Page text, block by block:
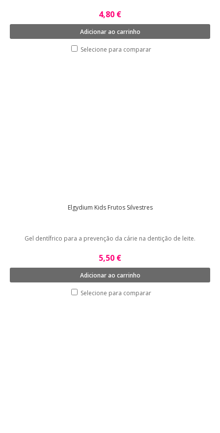
4,80 €
Adicionar ao carrinho
Selecione para comparar
Elgydium Kids Frutos Silvestres
Gel dentífrico para a prevenção da cárie na dentição de leite.
5,50 €
Adicionar ao carrinho
Selecione para comparar